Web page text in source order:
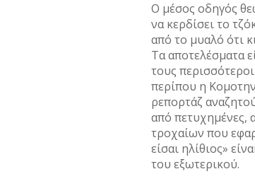
Ο μέσος οδηγός
να κερδίσει το
από το μυαλό ότι
Τα αποτελέσματα
τους
περίπου η
ρεπορτάζ
από πετυχημένες,
τροχαίων που
είσαι ηλίθιος»
του εξωτερικού.